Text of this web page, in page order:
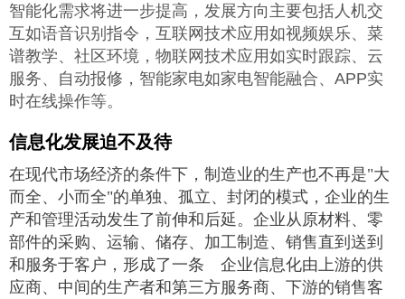
智能化需求将进一步提高，发展方向主要包括人机交
互如语音识别指令，互联网技术应用如视频娱乐、菜
谱教学、社区环境，物联网技术应用如实时跟踪、云
服务、自动报修，智能家电如家电智能融合、APP实
时在线操作等。
信息化发展迫不及待
在现代市场经济的条件下，制造业的生产也不再是"大
而全、小而全"的单独、孤立、封闭的模式，企业的生
产和管理活动发生了前伸和后延。企业从原材料、零
部件的采购、运输、储存、加工制造、销售直到送到
和服务于客户，形成了一条 企业信息化由上游的供
应商、中间的生产者和第三方服务商、下游的销售客